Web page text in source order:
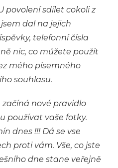
povolení sdílet cokoli z
dal na jejich
telefonní čísla
nic, co můžete použít
mého písemného
souhlasu.
nové pravidlo
používat vaše fotky.
dnes !!! Dá se vse
proti vám. Vše, co jste
dne stane veřejně